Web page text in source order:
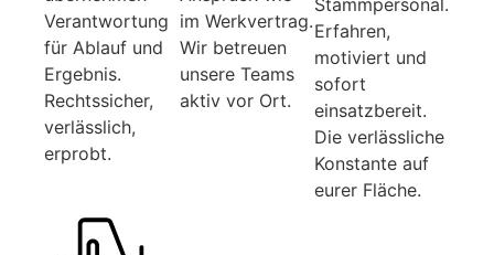
Verantwortung
für Ablauf und
Ergebnis.
Rechtssicher,
verlässlich,
erprobt.
im Werkvertrag.
Wir betreuen
unsere Teams
aktiv vor Ort.
Erfahren,
motiviert und
sofort
einsatzbereit.
Die verlässliche
Konstante auf
eurer Fläche.